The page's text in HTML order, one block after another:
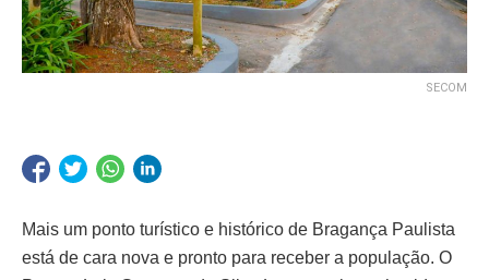
SECOM
Mais um ponto turístico e histórico de Bragança Paulista
está de cara nova e pronto para receber a população. O